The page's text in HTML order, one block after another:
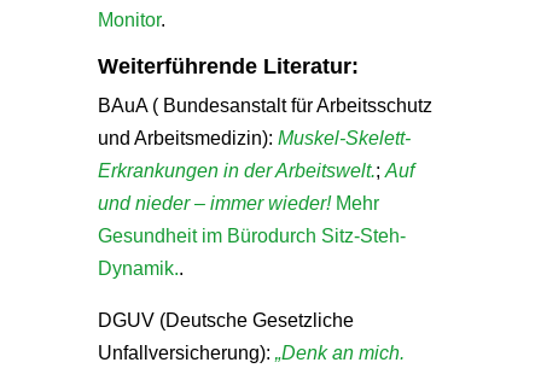
Monitor.
Weiterführende Literatur:
BAuA ( Bundesanstalt für Arbeitsschutz
und Arbeitsmedizin): Muskel-Skelett-
Erkrankungen in der Arbeitswelt.; Auf
und nieder – immer wieder!Mehr
Gesundheit im Bürodurch Sitz-Steh-
Dynamik..
DGUV (Deutsche Gesetzliche
Unfallversicherung): „Denk an mich.